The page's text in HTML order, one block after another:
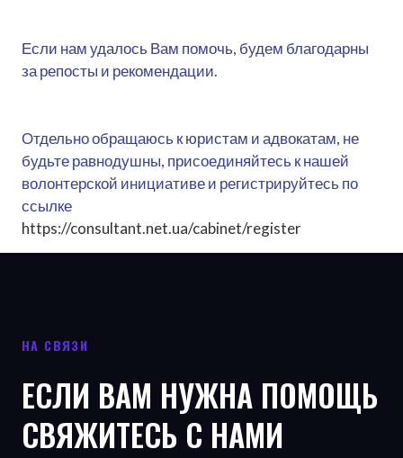
Если нам удалось Вам помочь, будем благодарны
за репосты и рекомендации.
Отдельно обращаюсь к юристам и адвокатам, не
будьте равнодушны, присоединяйтесь к нашей
волонтерской инициативе и регистрируйтесь по
ссылке
https://consultant.net.ua/cabinet/register
НА СВЯЗИ
ЕСЛИ ВАМ НУЖНА ПОМОЩЬ
СВЯЖИТЕСЬ С НАМИ